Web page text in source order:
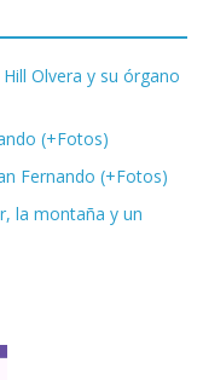
Olvera y su órgano
(+Fotos)
Fernando (+Fotos)
la montaña y un